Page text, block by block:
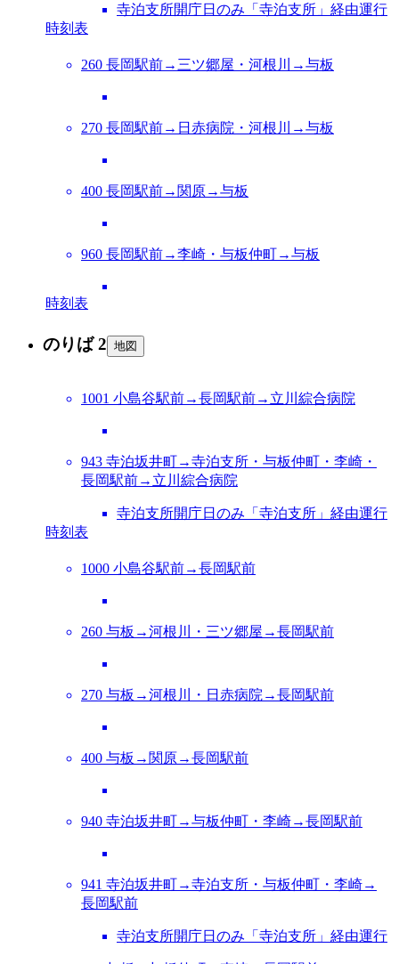
寺泊支所開庁日のみ「寺泊支所」経由運行
時刻表
260 長岡駅前→三ツ郷屋・河根川→与板
270 長岡駅前→日赤病院・河根川→与板
400 長岡駅前→関原→与板
960 長岡駅前→李崎・与板仲町→与板
時刻表
のりば 2 地図
1001 小島谷駅前→長岡駅前→立川綜合病院
943 寺泊坂井町→寺泊支所・与板仲町・李崎・
長岡駅前→立川綜合病院
寺泊支所開庁日のみ「寺泊支所」経由運行
時刻表
1000 小島谷駅前→長岡駅前
260 与板→河根川・三ツ郷屋→長岡駅前
270 与板→河根川・日赤病院→長岡駅前
400 与板→関原→長岡駅前
940 寺泊坂井町→与板仲町・李崎→長岡駅前
941 寺泊坂井町→寺泊支所・与板仲町・李崎→
長岡駅前
寺泊支所開庁日のみ「寺泊支所」経由運行